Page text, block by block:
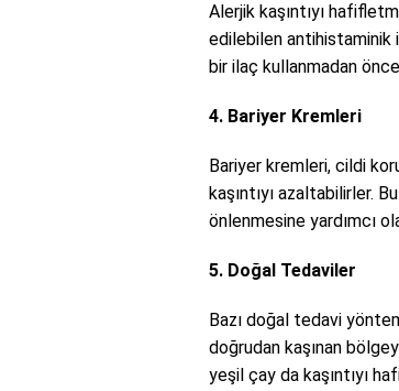
Alerjik kaşıntıyı
edilebilen antihistaminik
bir ilaç kullanmadan
4. Bariyer Kremleri
Bariyer kremleri, cildi
kaşıntıyı azaltabilirler.
önlenmesine yardımcı
5. Doğal Tedaviler
Bazı doğal tedavi
doğrudan kaşınan
yeşil çay da kaşıntıyı